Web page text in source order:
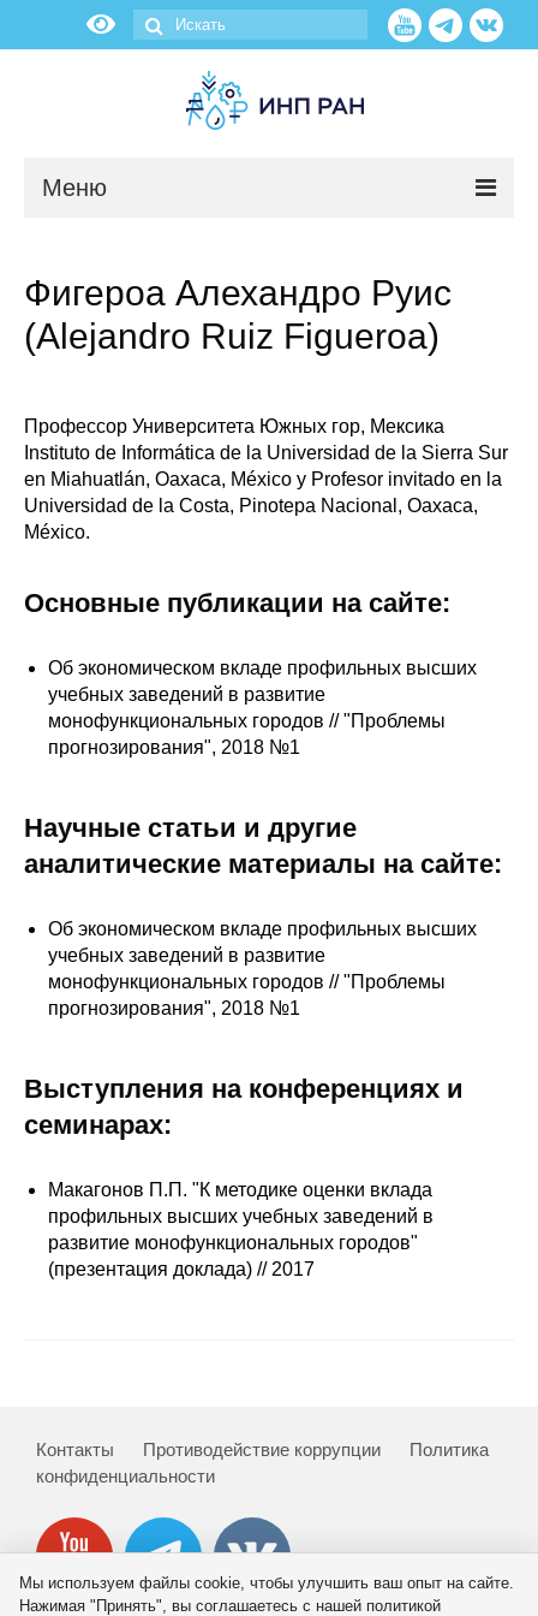
Меню
Научные подразделения
Администрация
Отчетность
Противодействие коррупции
Материалы для СМИ
Научная жизнь
Проблемы прогнозирования
О журнале
Общие требования
Стандарты оформления
Выпуски
Фигероа Алехандро Руис
(Alejandro Ruiz Figueroa)
Профессор Университета Южных гор, Мексика
Instituto de Informática de la Universidad de la Sierra Sur
en Miahuatlán, Oaxaca, México y Profesor invitado en la
Universidad de la Costa, Pinotepa Nacional, Oaxaca,
México.
Основные публикации на сайте:
Об экономическом вкладе профильных высших
учебных заведений в развитие
монофункциональных городов // "Проблемы
прогнозирования", 2018 №1
Научные статьи и другие
аналитические материалы на сайте:
Об экономическом вкладе профильных высших
учебных заведений в развитие
монофункциональных городов // "Проблемы
прогнозирования", 2018 №1
Выступления на конференциях и
семинарах:
Макагонов П.П. "К методике оценки вклада
профильных высших учебных заведений в
развитие монофункциональных городов"
(презентация доклада) // 2017
Контакты Противодействие коррупции
Политика
конфиденциальности
Мы используем файлы cookie, чтобы улучшить ваш опыт на сайте.
Нажимая "Принять", вы соглашаетесь с нашей политикой